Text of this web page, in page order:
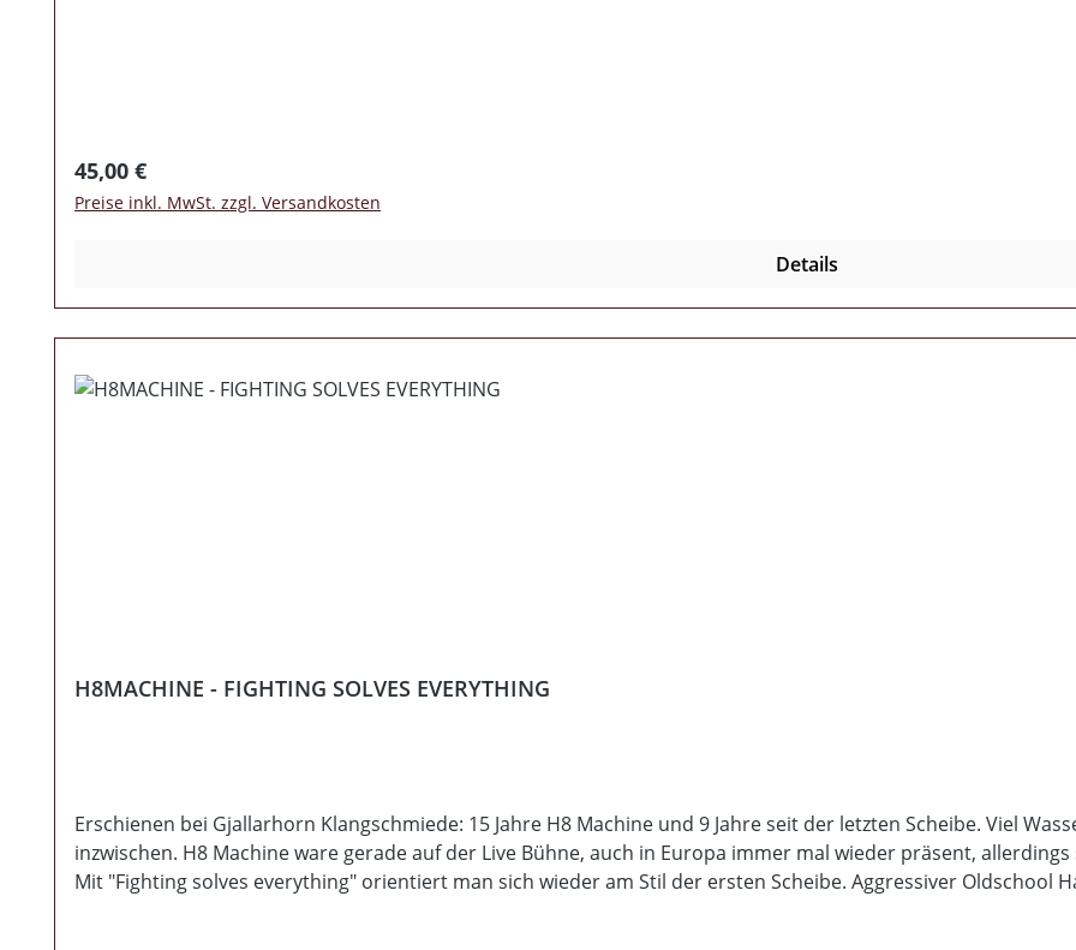
Regulärer Preis:
45,00 €
Preise inkl. MwSt. zzgl. Versandkosten
Details
H8MACHINE - FIGHTING SOLVES EVERYTHING
Erschienen bei Gjallarhorn Klangschmiede: 15 Jahre H8 Machine und 9 Jahre seit der letzten Scheibe. Viel
inzwischen. H8 Machine ware gerade auf der Live Bühne, auch in Europa immer mal wieder präsent,
Mit "Fighting solves everything" orientiert man sich wieder am Stil der ersten Scheibe. Aggressiver Oldschool